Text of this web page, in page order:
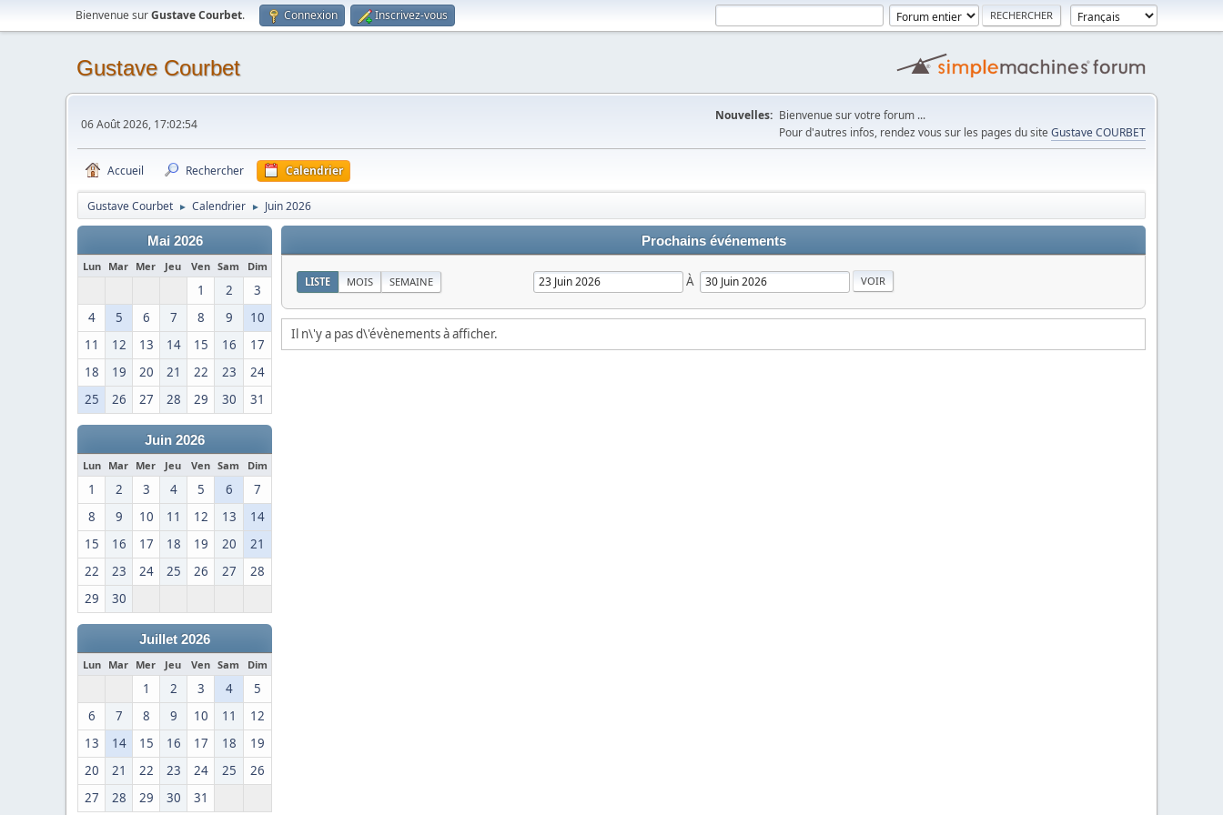
Bienvenue surGustave Courbet. Connexion Inscrivez-vous
Gustave Courbet
06 Août 2026, 17:02:54
Nouvelles: Bienvenue sur votre forum ...
Pour d'autres infos, rendez vous sur les pages du site Gustave COURBET
Accueil Rechercher Calendrier
Gustave Courbet ► Calendrier ► Juin 2026
Mai 2026
Lun Mar Mer Jeu Ven Sam Dim
1 2
3
4
5 6 7 8 9
10
11
12 13 14 15 16
17
18
19 20 21 22 23
24
25
26 27 28 29 30 31
Juin 2026
Lun Mar Mer Jeu Ven Sam Dim
1 2 3 4 5 6
7
8
9 10 11 12 13
14
15
16 17 18 19 20
21
22
23 24 25 26 27
28
29
30
Juillet 2026
Lun Mar Mer Jeu Ven Sam Dim
1 2 3 4
5
6
7 8 9 10 11
12
13
14 15 16 17 18
19
20
21 22 23 24 25
26
27
28 29 30 31
Prochains événements
LISTE MOIS SEMAINE À
Il n\'y a pas d\'évènements à afficher.